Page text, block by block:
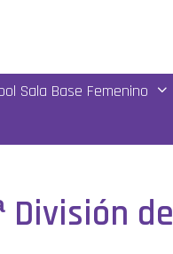
Sala Base Femenino
División de